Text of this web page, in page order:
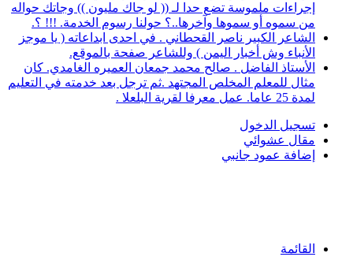
إجراءات ملموسة تضع حدا لـ (( لو جاك مليون )) وجاتك حواله
من سموه أو سموها وآخرها..؟ حولنا رسوم الخدمة. !!! ؟.
الشاعر الكبير ناصر القحطاني . في احدى ابداعاته ( يا موجز
الأنباء وش أخبار اليمن ) وللشاعر صفحة بالموقع.
الأستاذ الفاضل . صالح محمد جمعان العميره الغامدي. كان
مثال للمعلم المخلص المجتهد .ثم ترجل بعد خدمته في التعليم
لمدة 25 عاما. عمل معرفا لقرية البلعلا .
تسجيل الدخول
مقال عشوائي
إضافة عمود جانبي
القائمة